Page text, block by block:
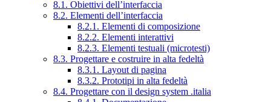
8.1. Obiettivi dell’interfaccia
8.2. Elementi dell’interfaccia
8.2.1. Elementi di composizione
8.2.2. Elementi interattivi
8.2.3. Elementi testuali (microtesti)
8.3. Progettare e costruire in alta fedeltà
8.3.1. Layout di pagina
8.3.2. Prototipi in alta fedeltà
8.4. Progettare con il design system .italia